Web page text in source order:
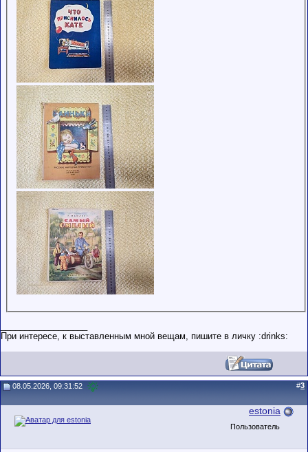
При интересe, к выставленным мной вещам, пишите в личку :drinks:
08.05.2026, 09:31:52 #3
estonia
Пользователь